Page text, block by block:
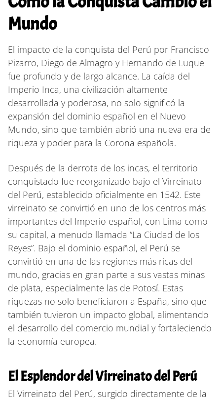
Mundo
El impacto de la conquista del Perú por Francisco
Pizarro, Diego de Almagro y Hernando de Luque
fue profundo y de largo alcance. La caída del
Imperio Inca, una civilización altamente
desarrollada y poderosa, no solo significó la
expansión del dominio español en el Nuevo
Mundo, sino que también abrió una nueva era de
riqueza y poder para la Corona española.
Después de la derrota de los incas, el territorio
conquistado fue reorganizado bajo el Virreinato
del Perú, establecido oficialmente en 1542. Este
virreinato se convirtió en uno de los centros más
importantes del Imperio español, con Lima como
su capital, a menudo llamada “La Ciudad de los
Reyes”. Bajo el dominio español, el Perú se
convirtió en una de las regiones más ricas del
mundo, gracias en gran parte a sus vastas minas
de plata, especialmente las de Potosí. Estas
riquezas no solo beneficiaron a España, sino que
también tuvieron un impacto global, alimentando
el desarrollo del comercio mundial y fortaleciendo
la economía europea.
El Esplendor del Virreinato del Perú
El Virreinato del Perú, surgido directamente de la